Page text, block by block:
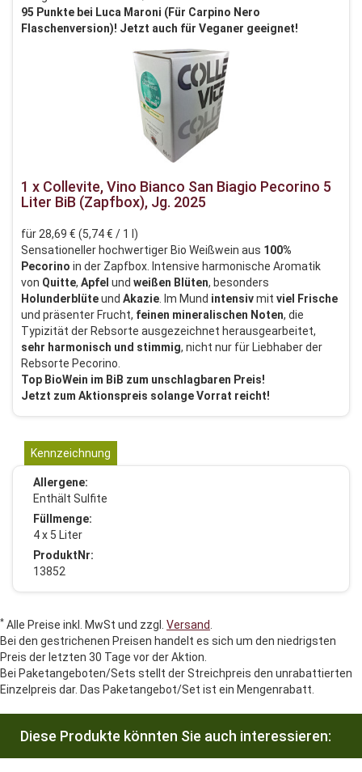
95 Punkte bei Luca Maroni (Für Carpino Nero
Flaschenversion)! Jetzt auch für Veganer geeignet!
1 x Collevite, Vino Bianco San Biagio Pecorino 5
Liter BiB (Zapfbox), Jg. 2025
für 28,69 € (5,74 € / 1 l)
Sensationeller hochwertiger Bio Weißwein aus 100%
Pecorino in der Zapfbox. Intensive harmonische Aromatik
von Quitte, Apfel und weißen Blüten, besonders
Holunderblüteund Akazie. Im Mund intensivmit viel Frische
und präsenter Frucht, feinen mineralischen Noten, die
Typizität der Rebsorte ausgezeichnet herausgearbeitet,
sehr harmonisch und stimmig, nicht nur für Liebhaber der
Rebsorte Pecorino.
Top BioWein im BiB zum unschlagbaren Preis!
Jetzt zum Aktionspreis solange Vorrat reicht!
Kennzeichnung
Allergene:
Enthält Sulfite
Füllmenge:
4 x 5 Liter
ProduktNr:
13852
* Alle Preise inkl. MwSt und zzgl. Versand.
Bei den gestrichenen Preisen handelt es sich um den niedrigsten
Preis der letzten 30 Tage vor der Aktion.
Bei Paketangeboten/Sets stellt der Streichpreis den unrabattierten
Einzelpreis dar. Das Paketangebot/Set ist ein Mengenrabatt.
Diese Produkte könnten Sie auch interessieren: